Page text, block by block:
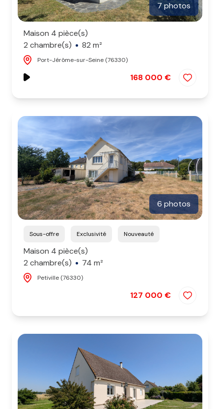
7 photos
Maison 4 pièce(s)
2 chambre(s)
82 m²
Port-Jérôme-sur-Seine (76330)
168 000 €
6 photos
Sous-offre Exclusivité Nouveauté
Maison 4 pièce(s)
2 chambre(s)
74 m²
Petiville (76330)
127 000 €